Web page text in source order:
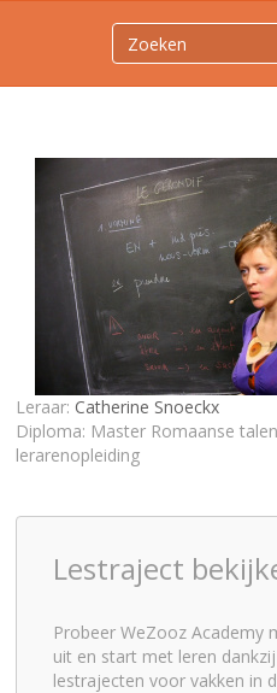
Leraar: Catherine Snoeckx
Diploma: Master Romaanse
lerarenopleiding
Lestraject
Probeer WeZooz Academy
uit en start met leren
lestrajecten voor vakken in